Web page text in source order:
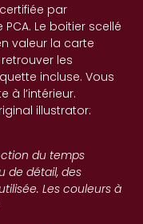
par
Le boitier scellé
valeur la carte
les
incluse. Vous
à l’intérieur.
illustrator:
du temps
de détail, des
Les couleurs à